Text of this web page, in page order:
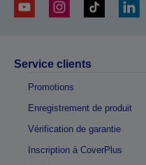
Service clients
Promotions
Enregistrement de produit
Vérification de garantie
Inscription à CoverPlus